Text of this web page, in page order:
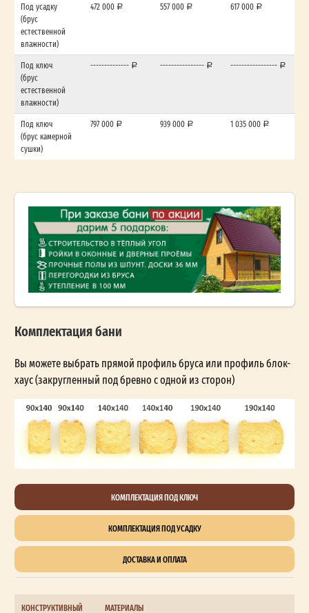
Под усадку
(брус
естественной
влажности)
472 000 557 000 617 000
Под ключ
(брус
естественной
влажности)
-------------- ---------------- -----------------
Под ключ
(брус камерной
сушки)
797 000 939 000 1 035 000
Комплектация бани
Вы можете выбрать прямой профиль бруса или профиль блок-
хаус (закругленный под бревно с одной из сторон)
КОМПЛЕКТАЦИЯ ПОД КЛЮЧ
КОМПЛЕКТАЦИЯ ПОД УСАДКУ
ДОСТАВКА И ОПЛАТА
КОНСТРУКТИВНЫЙ
МАТЕРИАЛЫ